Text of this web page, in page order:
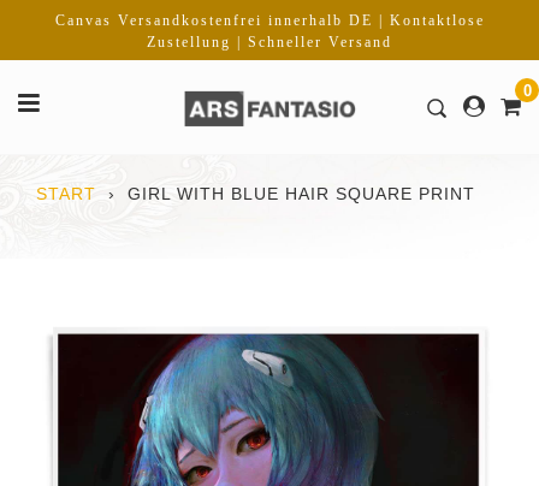
Inhalt
Canvas Versandkostenfrei innerhalb DE | Kontaktlose
Zustellung | Schneller Versand
0
START › GIRL WITH BLUE HAIR SQUARE PRINT